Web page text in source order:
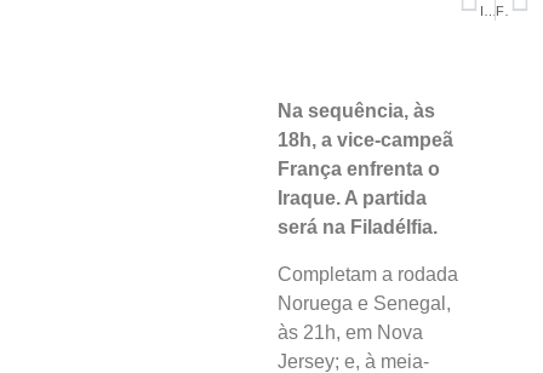
Na sequência, às
18h, a vice-campeã
França enfrenta o
Iraque. A partida
será na Filadélfia.
Completam a rodada
Noruega e Senegal,
às 21h, em Nova
Jersey; e, à meia-
Inverno começa neste domingo no Brasil e terá impacto do El Niño França e Argentina podem garantir vaga hoje; confira os jogos da copa